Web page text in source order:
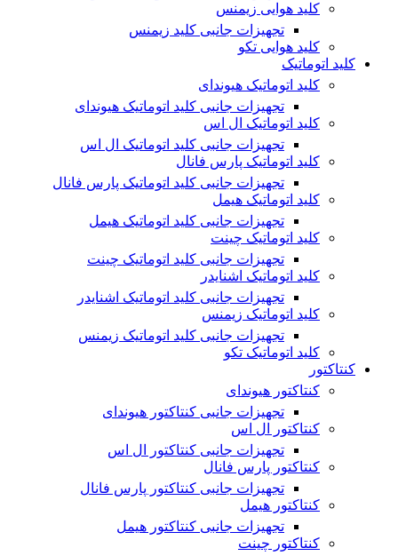
کلید هوایی زیمنس
تجهیزات جانبی کلید زیمنس
کلید هوایی تکو
کلید اتوماتیک
کلید اتوماتیک هیوندای
تجهیزات جانبی کلید اتوماتیک هیوندای
کلید اتوماتیک ال اس
تجهیزات جانبی کلید اتوماتیک ال اس
کلید اتوماتیک پارس فانال
تجهیزات جانبی کلید اتوماتیک پارس فانال
کلید اتوماتیک هیمل
تجهیزات جانبی کلید اتوماتیک هیمل
کلید اتوماتیک چینت
تجهیزات جانبی کلید اتوماتیک چینت
کلید اتوماتیک اشنایدر
تجهیزات جانبی کلید اتوماتیک اشنایدر
کلید اتوماتیک زیمنس
تجهیزات جانبی کلید اتوماتیک زیمنس
کلید اتوماتیک تکو
کنتاکتور
کنتاکتور هیوندای
تجهیزات جانبی کنتاکتور هیوندای
کنتاکتور ال اس
تجهیزات جانبی کنتاکتور ال اس
کنتاکتور پارس فانال
تجهیزات جانبی کنتاکتور پارس فانال
کنتاکتور هیمل
تجهیزات جانبی کنتاکتور هیمل
کنتاکتور چینت